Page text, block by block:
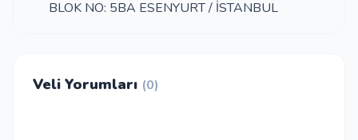
BLOK NO: 5BA ESENYURT / İSTANBUL
Veli Yorumları (0)